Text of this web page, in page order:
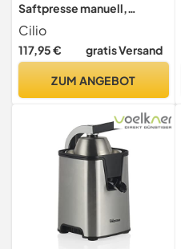
Saftpresse manuell,
Edelstahl-Presskegel,
Hebel, 44 cm
Cilio
117,95 € gratis Versand
ZUM ANGEBOT